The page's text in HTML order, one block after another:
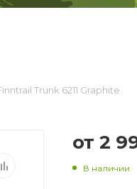
Trunk 6211 Graphite
от 2
В наличии